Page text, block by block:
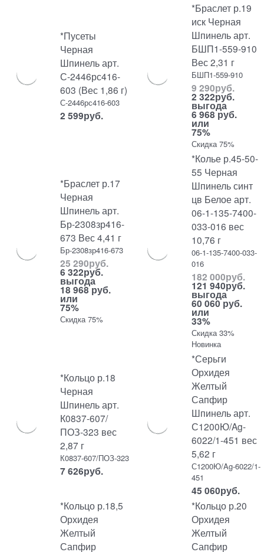
*Пусеты
Черная
Шпинель арт.
С-2446рс416-
603 (Вес 1,86 г)
С-2446рс416-603
2 599руб.
*Браслет р.19
иск Черная
Шпинель арт.
БШП1-559-910
Вес 2,31 г
БШП1-559-910
9 290руб.
2 322руб.
выгода
6 968 руб.
или
75%
Скидка 75%
*Браслет р.17
Черная
Шпинель арт.
Бр-2308зр416-
673 Вес 4,41 г
Бр-2308зр416-673
25 290руб.
6 322руб.
выгода
18 968 руб.
или
75%
Скидка 75%
*Колье р.45-50-
55 Черная
Шпинель синт
цв Белое арт.
06-1-135-7400-
033-016 вес
10,76 г
06-1-135-7400-033-
016
182 000руб.
121 940руб.
выгода
60 060 руб.
или
33%
Скидка 33%
Новинка
*Кольцо р.18
Черная
Шпинель арт.
К0837-607/
ПОЗ-323 вес
2,87 г
К0837-607/ПОЗ-323
7 626руб.
*Серьги
Орхидея
Желтый
Сапфир
Шпинель арт.
С1200Ю/Ag-
6022/1-451 вес
5,62 г
С1200Ю/Ag-6022/1-
451
45 060руб.
*Кольцо р.18,5
Орхидея
Желтый
Сапфир
*Кольцо р.20
Орхидея
Желтый
Сапфир